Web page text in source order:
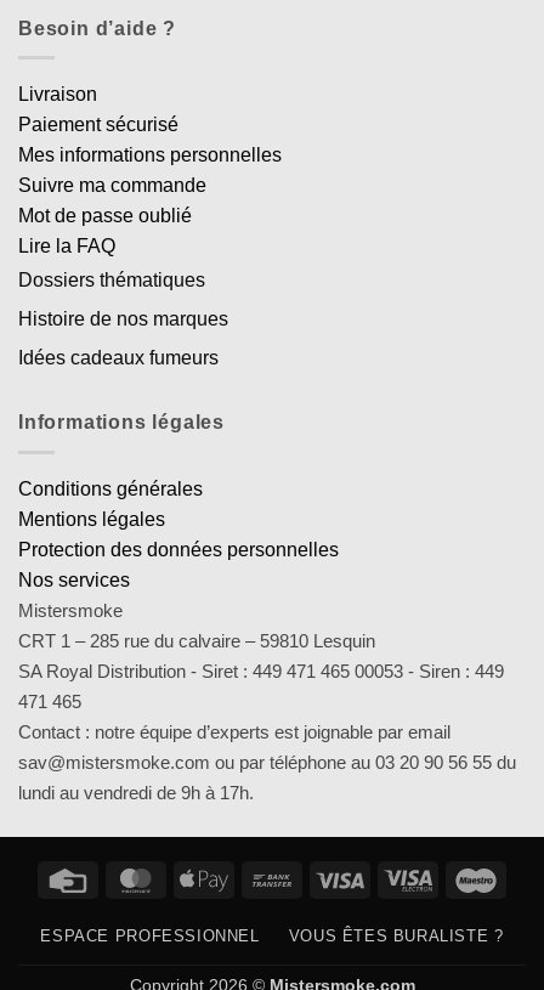
Besoin d’aide ?
Livraison
Paiement sécurisé
Mes informations personnelles
Suivre ma commande
Mot de passe oublié
Lire la FAQ
Dossiers thématiques
Histoire de nos marques
Idées cadeaux fumeurs
Informations légales
Conditions générales
Mentions légales
Protection des données personnelles
Nos services
Mistersmoke
CRT 1 – 285 rue du calvaire – 59810 Lesquin
SA Royal Distribution - Siret : 449 471 465 00053 - Siren : 449
471 465
Contact : notre équipe d’experts est joignable par email
sav@mistersmoke.com ou par téléphone au 03 20 90 56 55 du
lundi au vendredi de 9h à 17h.
Credit
MasterCardApple
Bank
Visa
Visa
ESPACE PROFESSIONNEL VOUS ÊTES BURALISTE ?
Copyright 2026 © Mistersmoke.com